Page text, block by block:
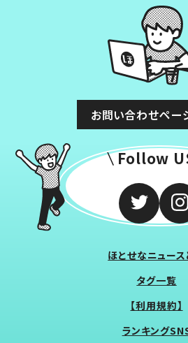
お問い合わせペー
Follow
ほとせなニュー
タグ一覧
【利用規約】
ランキング